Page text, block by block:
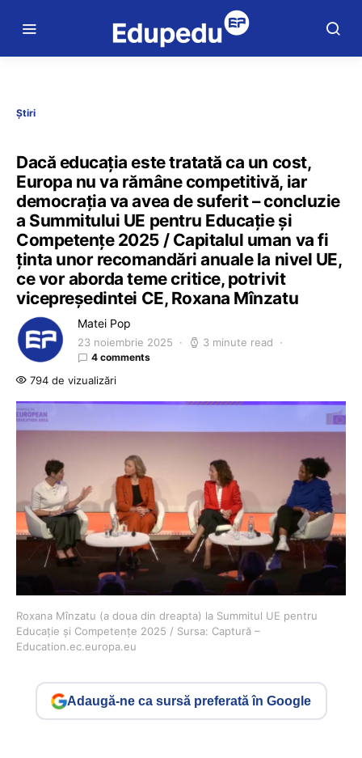
Știri
Dacă educația este tratată ca un cost,
Europa nu va rămâne competitivă, iar
democrația va avea de suferit – concluzie
a Summitului UE pentru Educație și
Competențe 2025 / Capitalul uman va fi
ținta unor recomandări anuale la nivel UE,
ce vor aborda teme critice, potrivit
vicepreședintei CE, Roxana Mînzatu
Matei Pop
23 noiembrie 2025 3 minute read
4 comments
794 de vizualizări
Roxana Mînzatu (a doua din dreapta) la Summitul UE pentru
Educație și Competențe 2025 / Sursa: Captură –
Education.ec.europa.eu
Adaugă-ne ca sursă preferată în Google